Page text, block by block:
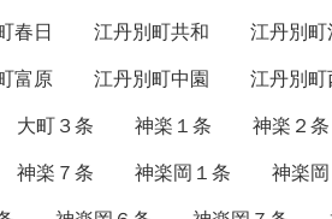
春日 江丹別町共和 江丹別町
富原 江丹別町中園 江丹別
大町３条 神楽１条 神楽２条
神楽７条 神楽岡１条 神楽